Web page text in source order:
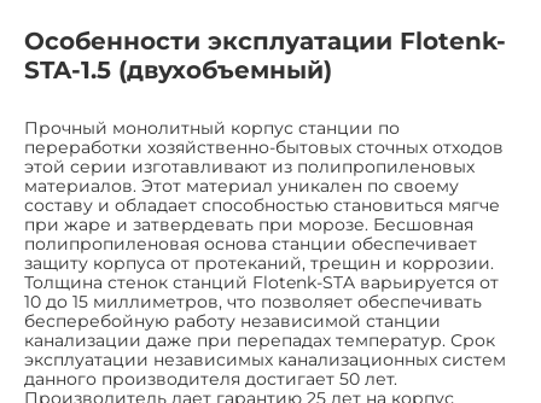
Особенности эксплуатации Flotenk-
STA-1.5 (двухобъемный)
Прочный монолитный корпус станции по
переработки хозяйственно-бытовых сточных отходов
этой серии изготавливают из полипропиленовых
материалов. Этот материал уникален по своему
составу и обладает способностью становиться мягче
при жаре и затвердевать при морозе. Бесшовная
полипропиленовая основа станции обеспечивает
защиту корпуса от протеканий, трещин и коррозии.
Толщина стенок станций Flotenk-STA варьируется от
10 до 15 миллиметров, что позволяет обеспечивать
бесперебойную работу независимой станции
канализации даже при перепадах температур. Срок
эксплуатации независимых канализационных систем
данного производителя достигает 50 лет.
Производитель дает гарантию 25 лет на корпус